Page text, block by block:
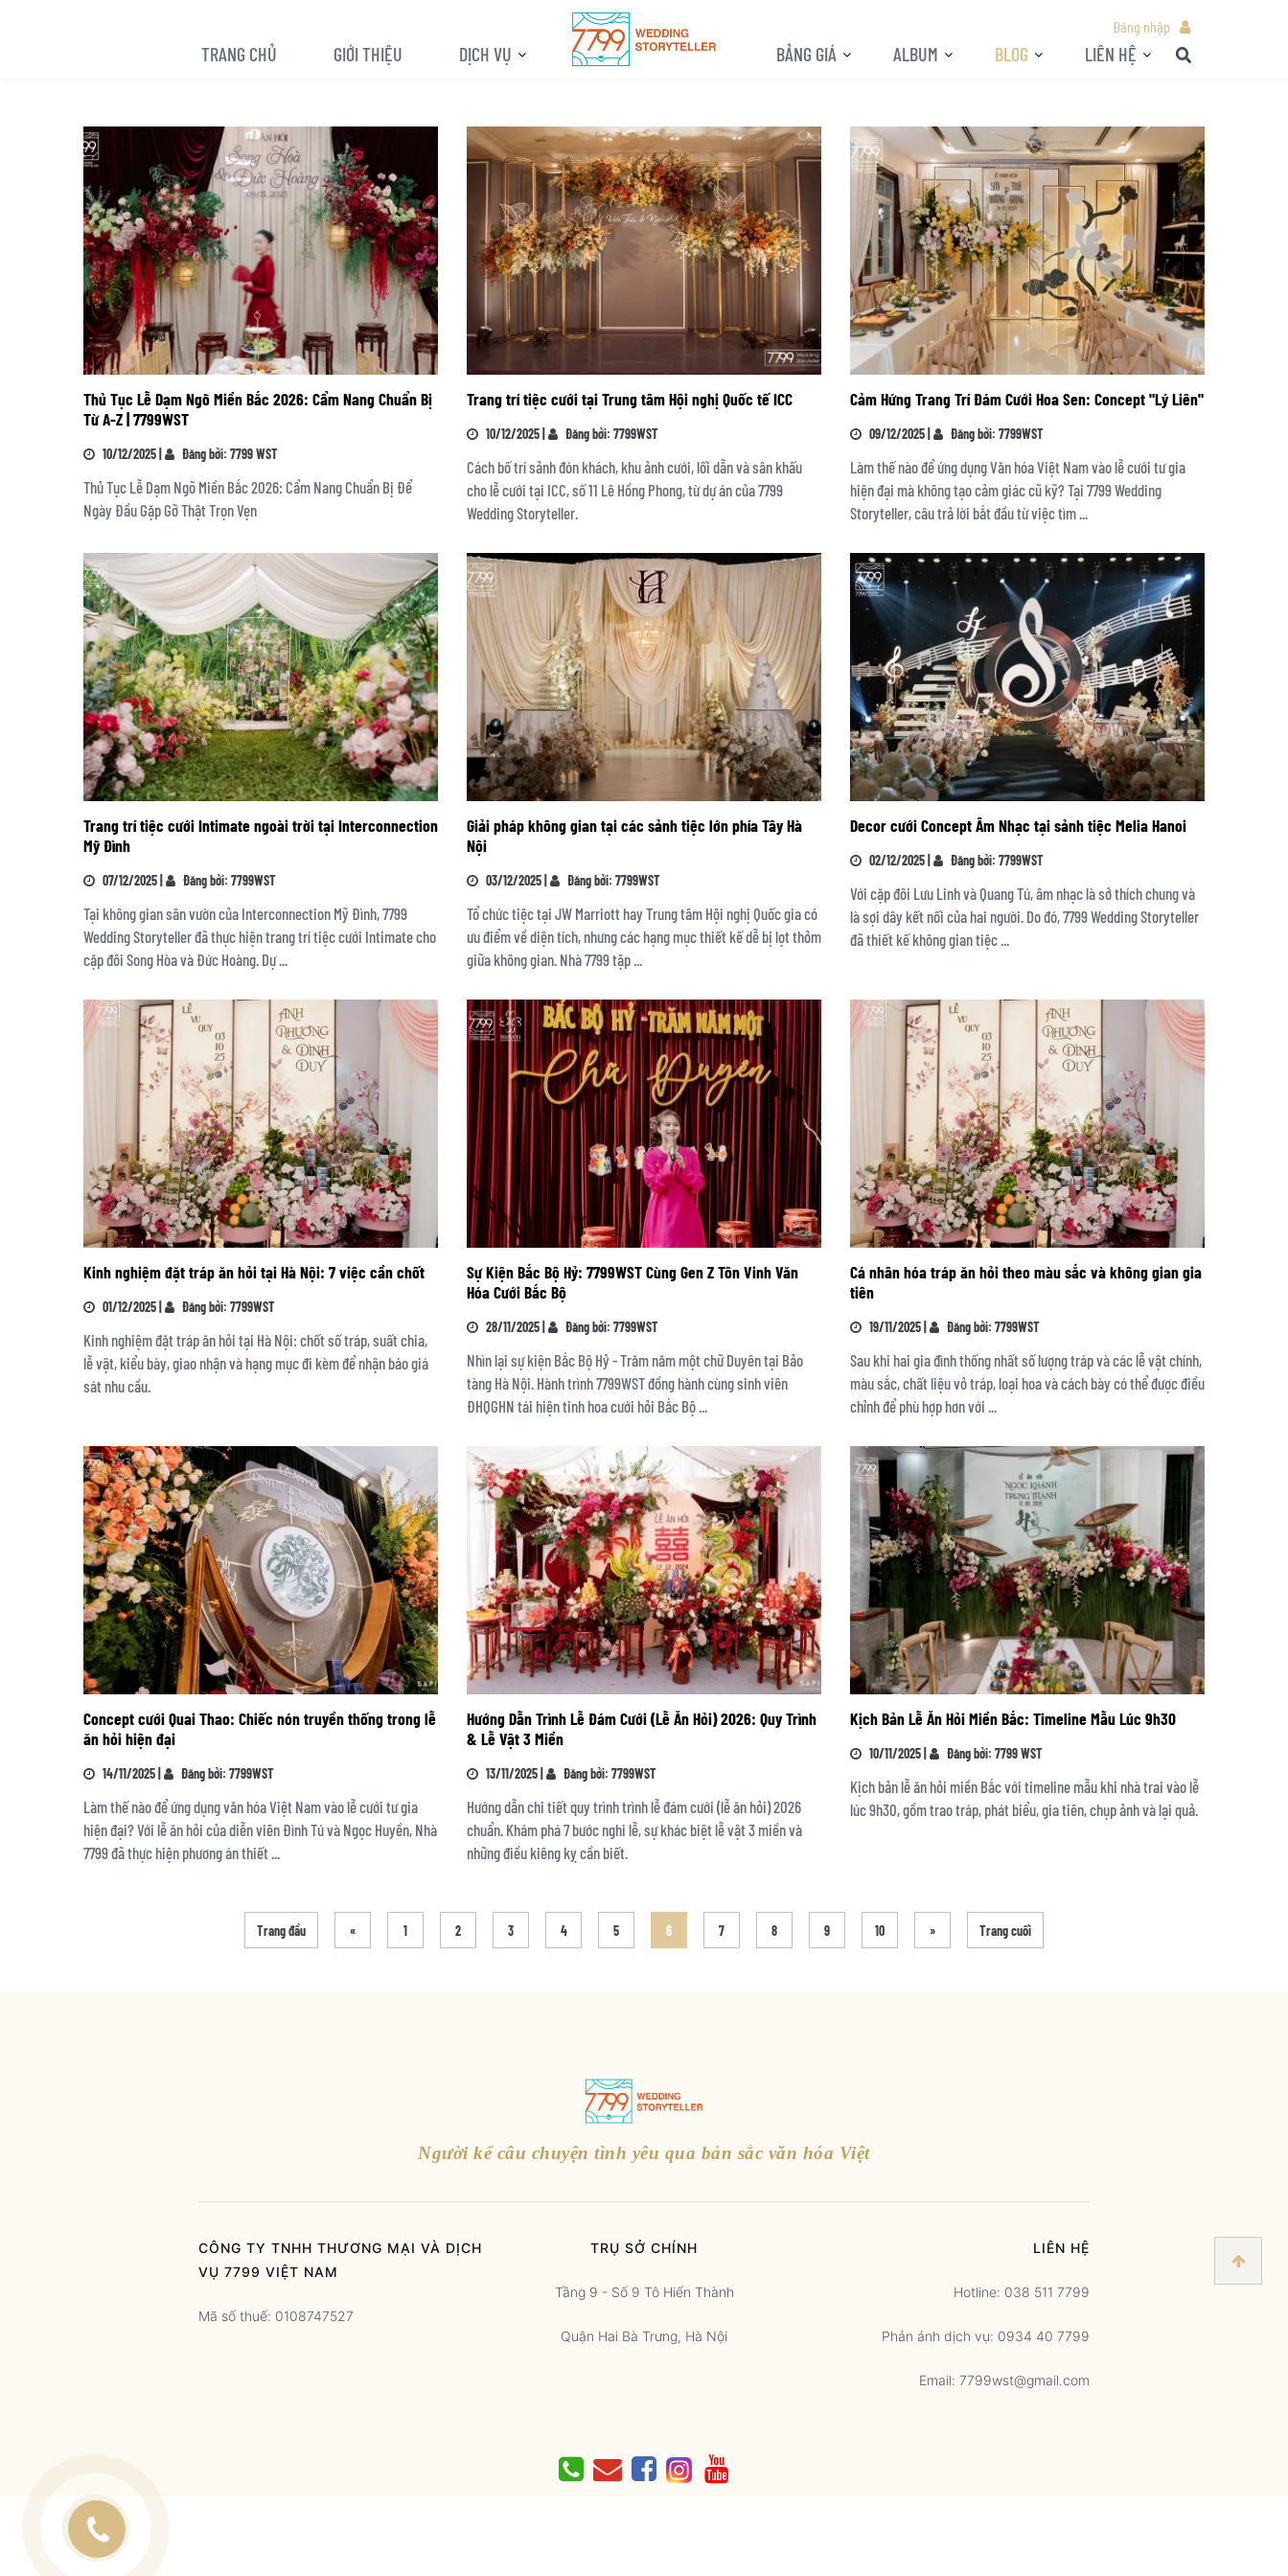
TRANG CHỦ GIỚI THIỆU DỊCH VỤ
Đăng nhập
BẢNG GIÁ ALBUM BLOG LIÊN HỆ
Thủ Tục Lễ Dạm Ngõ Miền Bắc 2026: Cẩm Nang Chuẩn Bị
Từ A-Z | 7799WST
10/12/2025 | Đăng bởi: 7799 WST
Thủ Tục Lễ Dạm Ngõ Miền Bắc 2026: Cẩm Nang Chuẩn Bị Để
Ngày Đầu Gặp Gỡ Thật Trọn Vẹn
Trang trí tiệc cưới tại Trung tâm Hội nghị Quốc tế ICC
10/12/2025 | Đăng bởi: 7799WST
Cách bố trí sảnh đón khách, khu ảnh cưới, lối dẫn và sân khấu
cho lễ cưới tại ICC, số 11 Lê Hồng Phong, từ dự án của 7799
Wedding Storyteller.
Cảm Hứng Trang Trí Đám Cưới Hoa Sen: Concept "Lý Liên"
09/12/2025 | Đăng bởi: 7799WST
Làm thế nào để ứng dụng Văn hóa Việt Nam vào lễ cưới tư gia
hiện đại mà không tạo cảm giác cũ kỹ? Tại 7799 Wedding
Storyteller, câu trả lời bắt đầu từ việc tìm ...
Trang trí tiệc cưới Intimate ngoài trời tại Interconnection
Mỹ Đình
07/12/2025 | Đăng bởi: 7799WST
Tại không gian sân vườn của Interconnection Mỹ Đình, 7799
Wedding Storyteller đã thực hiện trang trí tiệc cưới Intimate cho
cặp đôi Song Hòa và Đức Hoàng. Dự ...
Giải pháp không gian tại các sảnh tiệc lớn phía Tây Hà
Nội
03/12/2025 | Đăng bởi: 7799WST
Tổ chức tiệc tại JW Marriott hay Trung tâm Hội nghị Quốc gia có
ưu điểm về diện tích, nhưng các hạng mục thiết kế dễ bị lọt thỏm
giữa không gian. Nhà 7799 tập ...
Decor cưới Concept Âm Nhạc tại sảnh tiệc Melia Hanoi
02/12/2025 | Đăng bởi: 7799WST
Với cặp đôi Lưu Linh và Quang Tú, âm nhạc là sở thích chung và
là sợi dây kết nối của hai người. Do đó, 7799 Wedding Storyteller
đã thiết kế không gian tiệc ...
Kinh nghiệm đặt tráp ăn hỏi tại Hà Nội: 7 việc cần chốt
01/12/2025 | Đăng bởi: 7799WST
Kinh nghiệm đặt tráp ăn hỏi tại Hà Nội: chốt số tráp, suất chia,
lễ vật, kiểu bày, giao nhận và hạng mục đi kèm để nhận báo giá
sát nhu cầu.
Sự Kiện Bắc Bộ Hỷ: 7799WST Cùng Gen Z Tôn Vinh Văn
Hóa Cưới Bắc Bộ
28/11/2025 | Đăng bởi: 7799WST
Nhìn lại sự kiện Bắc Bộ Hỷ - Trăm năm một chữ Duyên tại Bảo
tàng Hà Nội. Hành trình 7799WST đồng hành cùng sinh viên
ĐHQGHN tái hiện tinh hoa cưới hỏi Bắc Bộ ...
Cá nhân hóa tráp ăn hỏi theo màu sắc và không gian gia
tiên
19/11/2025 | Đăng bởi: 7799WST
Sau khi hai gia đình thống nhất số lượng tráp và các lễ vật chính,
màu sắc, chất liệu vỏ tráp, loại hoa và cách bày có thể được điều
chỉnh để phù hợp hơn với ...
Concept cưới Quai Thao: Chiếc nón truyền thống trong lễ
ăn hỏi hiện đại
14/11/2025 | Đăng bởi: 7799WST
Làm thế nào để ứng dụng văn hóa Việt Nam vào lễ cưới tư gia
hiện đại? Với lễ ăn hỏi của diễn viên Đình Tú và Ngọc Huyền, Nhà
7799 đã thực hiện phương án thiết ...
Hướng Dẫn Trình Lễ Đám Cưới (Lễ Ăn Hỏi) 2026: Quy Trình
& Lễ Vật 3 Miền
13/11/2025 | Đăng bởi: 7799WST
Hướng dẫn chi tiết quy trình trình lễ đám cưới (lễ ăn hỏi) 2026
chuẩn. Khám phá 7 bước nghi lễ, sự khác biệt lễ vật 3 miền và
những điều kiêng kỵ cần biết.
Kịch Bản Lễ Ăn Hỏi Miền Bắc: Timeline Mẫu Lúc 9h30
10/11/2025 | Đăng bởi: 7799 WST
Kịch bản lễ ăn hỏi miền Bắc với timeline mẫu khi nhà trai vào lễ
lúc 9h30, gồm trao tráp, phát biểu, gia tiên, chụp ảnh và lại quả.
Trang đầu « 1 2 3 4 5 6 7 8 9 10 » Trang cuối
Người kể câu chuyện tình yêu qua bản sắc văn hóa Việt
CÔNG TY TNHH THƯƠNG MẠI VÀ DỊCH
VỤ 7799 VIỆT NAM
Mã số thuế: 0108747527
TRỤ SỞ CHÍNH
Tầng 9 - Số 9 Tô Hiến Thành
Quận Hai Bà Trưng, Hà Nội
LIÊN HỆ
Hotline: 038 511 7799
Phản ánh dịch vụ: 0934 40 7799
Email: 7799wst@gmail.com